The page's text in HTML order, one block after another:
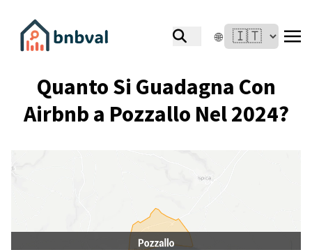
🌐
Quanto Si Guadagna Con
Airbnb a Pozzallo Nel 2024?